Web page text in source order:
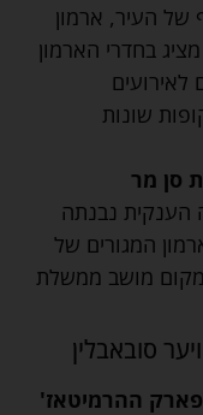
העיר, ארמון
מציג בחדרי הארמון
שונות
סן מר
נבנתה
כארמון המגורים של
מושב ממשלת
סובאבלין
ההרמיטאז'